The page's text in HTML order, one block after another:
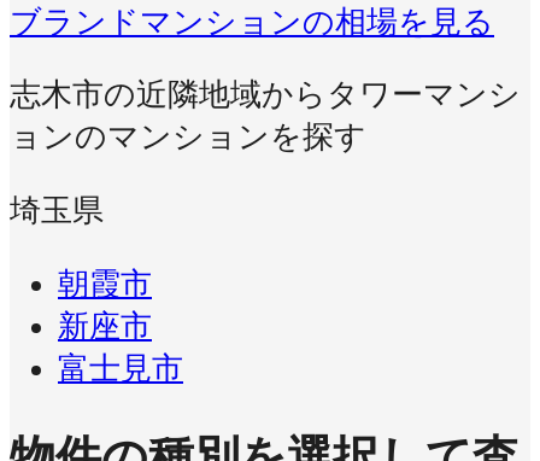
ブランドマンションの相場を見る
志木市の近隣地域からタワーマンシ
ョンのマンションを探す
埼玉県
朝霞市
新座市
富士見市